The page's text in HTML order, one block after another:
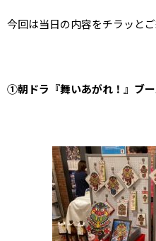
今回は当日の内容をチラッと
①朝ドラ『舞いあがれ！』ブ